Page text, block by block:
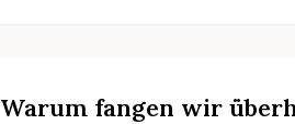
Warum fangen wir